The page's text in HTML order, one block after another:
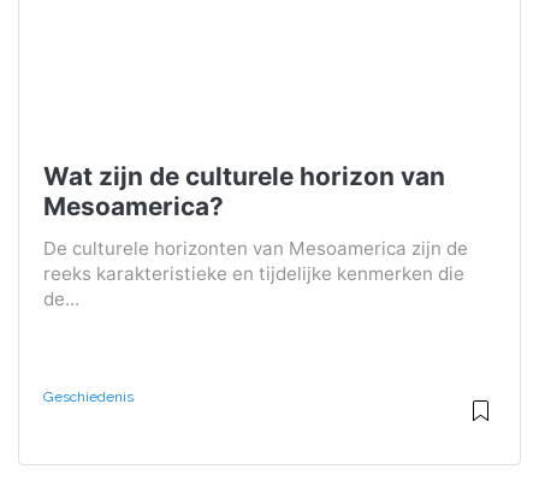
Wat zijn de culturele horizon van
Mesoamerica?
De culturele horizonten van Mesoamerica zijn de
reeks karakteristieke en tijdelijke kenmerken die
de...
Geschiedenis